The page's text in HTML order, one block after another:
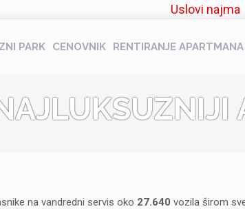
Uslovi najma
PARK CENOVNIK RENTIRANJE APARTMANA
na vandredni servis oko 27.640 vozila širom